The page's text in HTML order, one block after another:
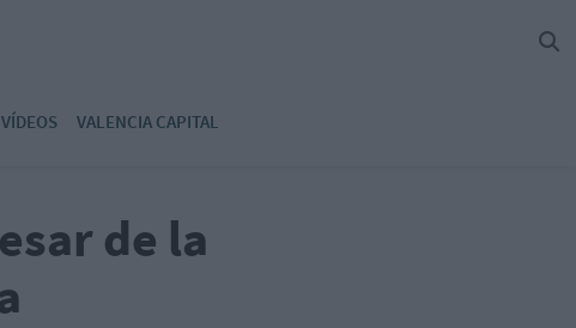
VÍDEOS VALENCIA CAPITAL
de la